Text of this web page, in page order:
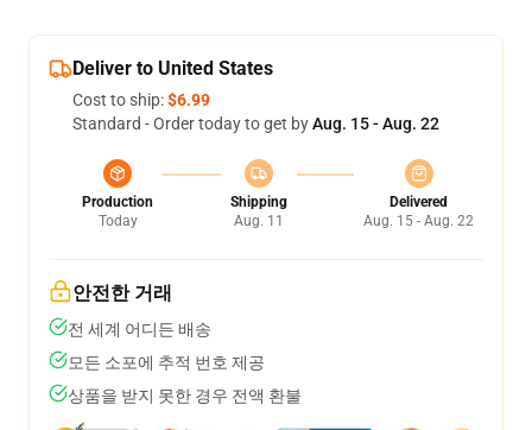
Deliver to United States
Cost to ship:$6.99
Standard - Order today to get byAug. 15 - Aug. 22
Production
Today
Shipping
Aug. 11
Delivered
Aug. 15 - Aug. 22
안전한 거래
전 세계 어디든 배송
모든 소포에 추적 번호 제공
상품을 받지 못한 경우 전액 환불